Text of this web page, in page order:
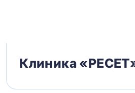
Клиника